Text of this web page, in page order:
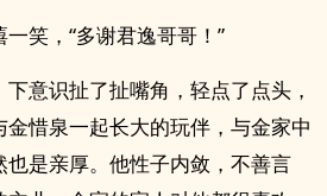
笑，“多谢君逸哥哥！”
意识扯了扯嘴角，轻点了点头，
惜泉一起长大的玩伴，与金家中
是亲厚。他性子内敛，不善言